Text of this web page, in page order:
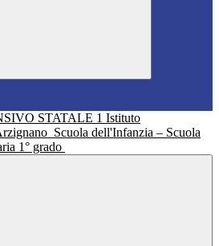
Istituto
Scuola dell'Infanzia – Scuola
1° grado